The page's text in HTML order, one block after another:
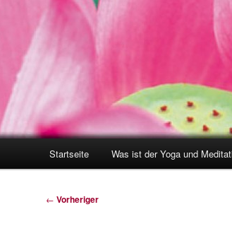
Startseite Was ist der Yoga und
Beitragsnavigation
← Vorheriger